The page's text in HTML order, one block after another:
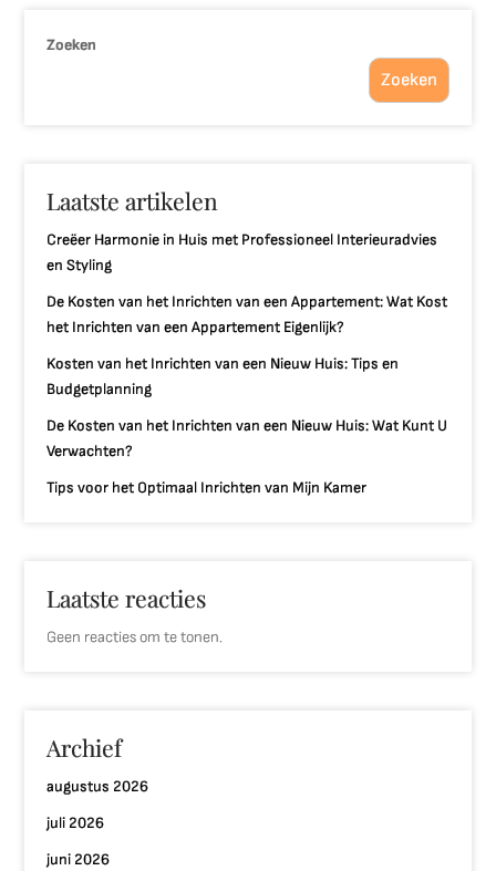
Zoeken
Zoeken
Laatste artikelen
Creëer Harmonie in Huis met Professioneel Interieuradvies
en Styling
De Kosten van het Inrichten van een Appartement: Wat Kost
het Inrichten van een Appartement Eigenlijk?
Kosten van het Inrichten van een Nieuw Huis: Tips en
Budgetplanning
De Kosten van het Inrichten van een Nieuw Huis: Wat Kunt U
Verwachten?
Tips voor het Optimaal Inrichten van Mijn Kamer
Laatste reacties
Geen reacties om te tonen.
Archief
augustus 2026
juli 2026
juni 2026